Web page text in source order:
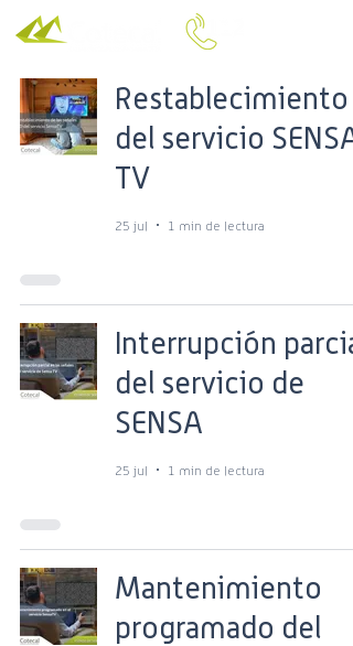
Restablecimiento
del servicio SENSA
TV
25 jul 1 min de lectura
Interrupción parcial
del servicio de
SENSA
25 jul 1 min de lectura
Mantenimiento
programado del